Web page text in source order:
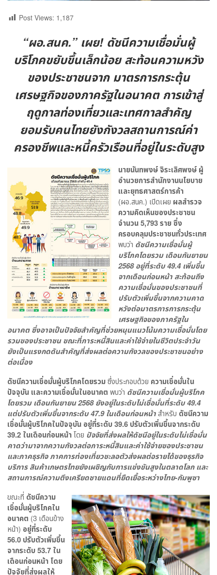
Post Views: 1,187
“ผอ.สนค.” เผย! ดัชนีความเชื่อมั่นผู้
บริโภคขยับขึ้นเล็กน้อย สะท้อนความหวัง
ของประชาชนจาก มาตรการกระตุ้น
เศรษฐกิจของภาครัฐในอนาคต การเข้าสู่
ฤดูกาลท่องเที่ยวและเทศกาลสำคัญ
ยอมรับคนไทยยังกังวลสถานการณ์ค่า
ครองชีพและหนี้ครัวเรือนที่อยู่ในระดับสูง
นายนันทพงษ์ จิระเลิศพงษ์ ผู้
อำนวยการสำนักงานนโยบาย
และยุทธศาสตร์การค้า
(ผอ.สนค.) เปิดเผย ผลสำรวจ
ความคิดเห็นของประชาชน
จำนวน 5,793 ราย ซึ่ง
ครอบคลุมประชาชนทั่วประเทศ
พบว่า ดัชนีความเชื่อมั่นผู้
บริโภคโดยรวม เดือนกันยายน
2568 อยู่ที่ระดับ 49.4 เพิ่มขึ้น
จากเดือนก่อนหน้า สะท้อนถึง
ความเชื่อมั่นของประชาชนที่
ปรับตัวเพิ่มขึ้นจากความคาด
หวังต่อมาตรการการกระตุ้น
เศรษฐกิจของภาครัฐใน
อนาคต ซึ่งอาจเป็นปัจจัยสำคัญที่ช่วยหนุนแนวโน้มความเชื่อมั่นโดย
รวมของประชาชน ขณะที่ภาระหนี้สินและค่าใช้จ่ายในชีวิตประจำวัน
ยังเป็นแรงกดดันสำคัญที่ส่งผลต่อความกังวลของประชาชนอย่าง
ต่อเนื่อง
ดัชนีความเชื่อมั่นผู้บริโภคโดยรวมซึ่งประกอบด้วย ความเชื่อมั่นใน
ปัจจุบัน และความเชื่อมั่นในอนาคต พบว่า ดัชนีความเชื่อมั่นผู้บริโภค
โดยรวม เดือนกันยายน 2568 ยังอยู่ในระดับไม่เชื่อมั่นที่ระดับ 49.4
แต่ปรับตัวเพิ่มขึ้นจากระดับ 47.9 ในเดือนก่อนหน้าสำหรับ ดัชนีความ
เชื่อมั่นผู้บริโภคในปัจจุบัน อยู่ที่ระดับ 39.6 ปรับตัวเพิ่มขึ้นจากระดับ
39.2 ในเดือนก่อนหน้าโดย ปัจจัยที่ส่งผลให้ดัชนีอยู่ในระดับไม่เชื่อมั่น
คาดว่ามาจากความกังวลต่อภาระหนี้สินและค่าใช้จ่ายของประชาชน
และภาคธุรกิจ ภาคการท่องเที่ยวชะลอตัวส่งผลต่อรายได้ของธุรกิจ
บริการ สินค้าเกษตรไทยยังเผชิญกับการแข่งขันสูงในตลาดโลก และ
สถานการณ์ความตึงเครียดชายแดนที่ยืดเยื้อระหว่างไทย-กัมพูชา
ขณะที่ ดัชนีความ
เชื่อมั่นผู้บริโภคใน
อนาคต (3 เดือนข้าง
หน้า) อยู่ที่ระดับ
56.0 ปรับตัวเพิ่มขึ้น
จากระดับ 53.7 ใน
เดือนก่อนหน้า โดย
ปัจจัยที่ส่งผลให้